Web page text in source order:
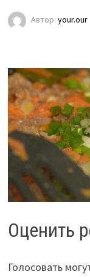
Автор: your.our
Оценить
Голосовать